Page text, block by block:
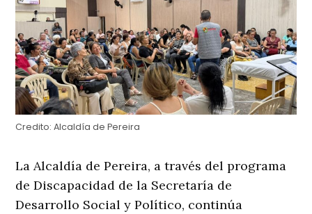
Credito: Alcaldía de Pereira
La Alcaldía de Pereira, a través del programa
de Discapacidad de la Secretaría de
Desarrollo Social y Político, continúa